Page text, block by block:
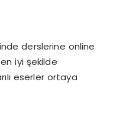
derslerine online
iyi şekilde
eserler ortaya